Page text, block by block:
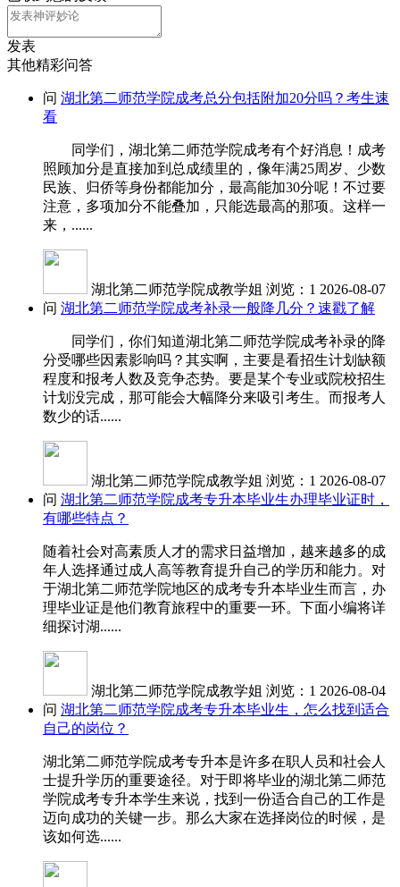
发表
其他精彩问答
问 湖北第二师范学院成考总分包括附加20分吗？考生速
看
同学们，湖北第二师范学院成考有个好消息！成考
照顾加分是直接加到总成绩里的，像年满25周岁、少数
民族、归侨等身份都能加分，最高能加30分呢！不过要
注意，多项加分不能叠加，只能选最高的那项。这样一
来，......
湖北第二师范学院成教学姐 浏览：1 2026-08-07
问 湖北第二师范学院成考补录一般降几分？速戳了解
同学们，你们知道湖北第二师范学院成考补录的降
分受哪些因素影响吗？其实啊，主要是看招生计划缺额
程度和报考人数及竞争态势。要是某个专业或院校招生
计划没完成，那可能会大幅降分来吸引考生。而报考人
数少的话......
湖北第二师范学院成教学姐 浏览：1 2026-08-07
问 湖北第二师范学院成考专升本毕业生办理毕业证时，
有哪些特点？
随着社会对高素质人才的需求日益增加，越来越多的成
年人选择通过成人高等教育提升自己的学历和能力。对
于湖北第二师范学院地区的成考专升本毕业生而言，办
理毕业证是他们教育旅程中的重要一环。下面小编将详
细探讨湖......
湖北第二师范学院成教学姐 浏览：1 2026-08-04
问 湖北第二师范学院成考专升本毕业生，怎么找到适合
自己的岗位？
湖北第二师范学院成考专升本是许多在职人员和社会人
士提升学历的重要途径。对于即将毕业的湖北第二师范
学院成考专升本学生来说，找到一份适合自己的工作是
迈向成功的关键一步。那么大家在选择岗位的时候，是
该如何选......